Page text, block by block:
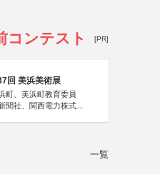
コンテスト [PR]
回 美浜美術展
町、美浜町教育委員
聞社、関西電力株式会
一覧